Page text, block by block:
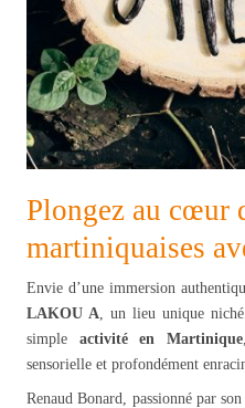
Plongez au cœur
martiniquaises
Envie d’une immersion
LAKOU A, un lieu unique
simple activité en Martinique
sensorielle et profondément
Renaud Bonard, passionné par